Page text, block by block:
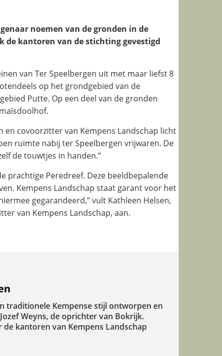
noemen van de gronden in de
de kantoren van de stichting gevestigd
van Ter Speelbergen uit met maar liefst 8
op het grondgebied van de
Putte. Op een deel van de gronden
en covoorzitter van Kempens Landschap licht
ruimte nabij ter Speelbergen vrijwaren. De
de touwtjes in handen.”
prachtige Peredreef. Deze beeldbepalende
Kempens Landschap staat garant voor het
gegarandeerd,” vult Kathleen Helsen,
van Kempens Landschap, aan.
traditionele Kempense stijl ontworpen en
Weyns, de oprichter van Bokrijk.
de kantoren van Kempens Landschap